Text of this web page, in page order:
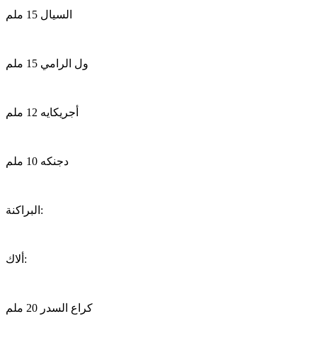
السيال 15 ملم
ول الرامي 15 ملم
أجريكايه 12 ملم
دجنكه 10 ملم
البراكنة:
ألاك:
كراع السدر 20 ملم